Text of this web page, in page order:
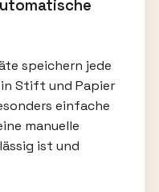
speichern jede
Stift und Papier
einfache
manuelle
ist und